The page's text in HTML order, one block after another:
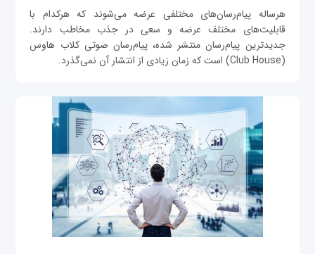
هرساله پیام‌رسان‌های مختلفی عرضه می‌شوند که هرکدام با
قابلیت‌های مختلف عرضه و سعی در جذب مخاطب دارند.
جدیدترین پیام‌رسان منتشر شده، پیام‌رسان صوتی کلاب هاوس
(Club House) است که زمان زیادی از انتشار آن نمی‌گذرد.